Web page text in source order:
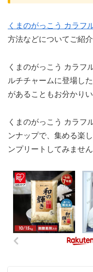
くまのがっこう カラフ
方法などについてご紹介
くまのがっこう カラフ
ルチチャームに登場し
があることもお分かり
くまのがっこう カラフ
ンナップで、集める楽
ンプリートしてみません